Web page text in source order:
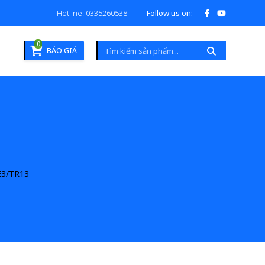
Hotline: 0335260538 Follow us on:
0
BÁO GIÁ
TR13